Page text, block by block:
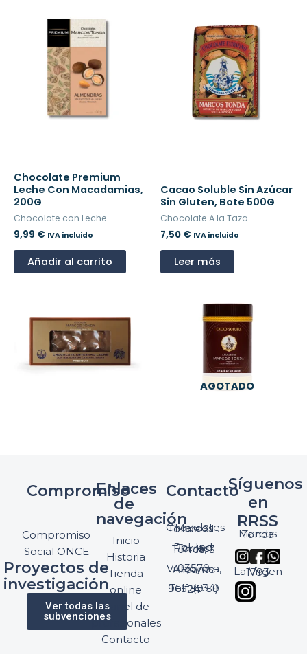
Chocolate Premium
Leche Con Macadamias,
200G
Chocolate con Leche
9,99 € IVA incluido
Añadir al carrito
AGOTADO
Cacao Soluble Sin Azúcar
Sin Gluten, Bote 500G
Chocolate A la Taza
7,50 € IVA incluido
Leer más
Compromiso
Compromiso
Social ONCE
Proyectos de
investigación
Ver todas las
subvenciones
Enlaces
de
navegación
Inicio
Historia
Tienda
online
Panel de
profesionales
Contacto
Contacto
Chocolates Marcos Tonda S.L.
Pol. Ind. Torres, Ptda. Torres, 3
03570 Villajoyosa, Alicante
Telf: (+34) 965 89 59 24
Síguenos
en
RRSS
Marcos Tonda
La Virgen 1793